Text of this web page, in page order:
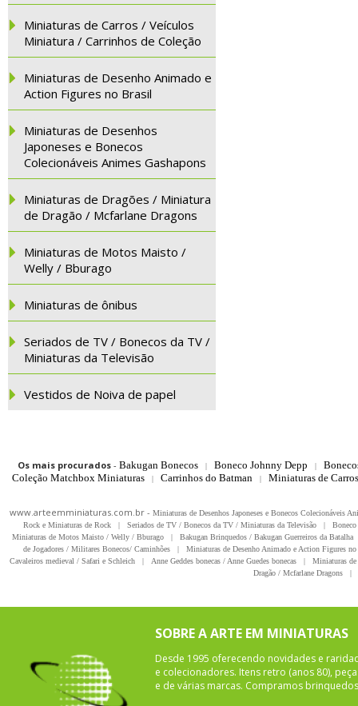
Miniaturas de Carros / Veículos
Miniatura / Carrinhos de Coleção
Miniaturas de Desenho Animado e
Action Figures no Brasil
Miniaturas de Desenhos
Japoneses e Bonecos
Colecionáveis Animes Gashapons
Miniaturas de Dragões / Miniatura
de Dragão / Mcfarlane Dragons
Miniaturas de Motos Maisto /
Welly / Bburago
Miniaturas de ônibus
Seriados de TV / Bonecos da TV /
Miniaturas da Televisão
Vestidos de Noiva de papel
Os mais procurados- Bakugan Bonecos | Boneco Johnny Depp |
Coleção Matchbox Miniaturas
| Carrinhos do Batman | Miniaturas de
www.arteemminiaturas.com.br - Miniaturas de Desenhos Japoneses e Bonecos Colecionáveis
Rock e Miniaturas de Rock
| Seriados de TV / Bonecos da TV / Miniaturas da Televisão |
Miniaturas de Motos Maisto / Welly / Bburago
| Bakugan Brinquedos / Bakugan Guerreiros da Batalha
de Jogadores / Militares Bonecos/ Caminhões
|
Miniaturas de Desenho Animado e Action Figures
Cavaleiros medieval / Safari e Schleich
| Anne Geddes bonecas / Anne Guedes bonecas |
Miniaturas
Dragão / Mcfarlane Dragons
|
SOBRE A ARTE EM MINIATURAS
Desde 1995 oferecendo novidades e
e colecionadores. Itens retro (anos 80),
e de várias marcas. Compramos